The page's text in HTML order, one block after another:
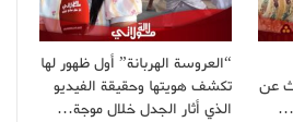
عن
“العروسة الهربانة” أول ظهور لها
تكشف هويتها وحقيقة الفيديو
الذي أثار الجدل خلال موجة…